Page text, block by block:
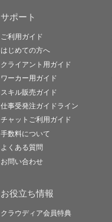
サポート
ご利用ガイド
はじめての方へ
クライアント用ガイド
ワーカー用ガイド
スキル販売ガイド
仕事受発注ガイドライン
チャットご利用ガイド
手数料について
よくある質問
お問い合わせ
お役立ち情報
クラウディア会員特典